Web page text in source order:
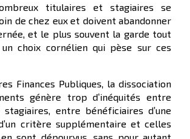
titulaires et stagiaires se
de chez eux et doivent abandonner
et le plus souvent la garde tout
un choix cornélien qui pèse sur ces
Finances Publiques, la dissociation
génère trop d’inéquités entre
entre bénéficiaires d’une
critère supplémentaire et celles